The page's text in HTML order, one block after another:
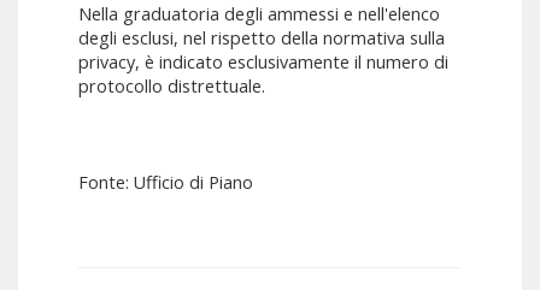
Nella graduatoria degli ammessi e nell'elenco
degli esclusi, nel rispetto della normativa sulla
privacy, è indicato esclusivamente il numero di
protocollo distrettuale.
Fonte: Ufficio di Piano